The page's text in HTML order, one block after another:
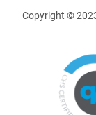
Copyright ©